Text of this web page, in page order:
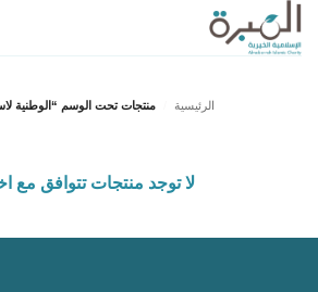
تخطي
للمحتوى
الرئيسية منتجات تحت الوسم “الوطنية
لا توجد منتجات تتوافق مع